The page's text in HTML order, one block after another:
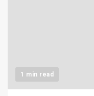
1 min read